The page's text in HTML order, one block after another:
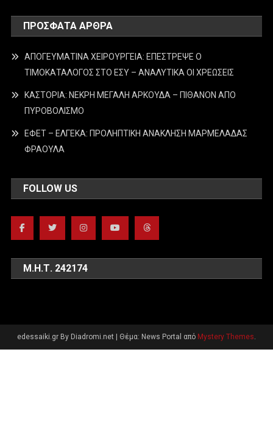
ΠΡΌΣΦΑΤΑ ΆΡΘΡΑ
ΑΠΟΓΕΥΜΑΤΙΝΑ ΧΕΙΡΟΥΡΓΕΙΑ: ΕΠΕΣΤΡΕΨΕ Ο
ΤΙΜΟΚΑΤΑΛΟΓΟΣ ΣΤΟ ΕΣΥ – ΑΝΑΛΥΤΙΚΑ ΟΙ ΧΡΕΩΣΕΙΣ
ΚΑΣΤΟΡΙΑ: ΝΕΚΡΗ ΜΕΓΑΛΗ ΑΡΚΟΥΔΑ – ΠΙΘΑΝΟΝ ΑΠΟ
ΠΥΡΟΒΟΛΙΣΜΟ
ΕΦΕΤ – ΕΛΓΕΚΑ: ΠΡΟΛΗΠΤΙΚΗ ΑΝΑΚΛΗΣΗ ΜΑΡΜΕΛΑΔΑΣ
ΦΡΑΟΥΛΑ
FOLLOW US
Μ.Η.Τ. 242174
edessaiki.gr By Diadromi.net Θέμα: News Portal από Mystery Themes.